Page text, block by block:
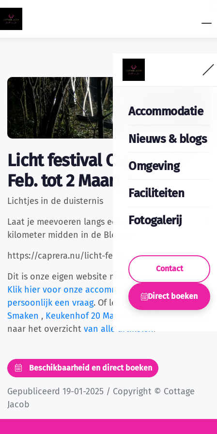
Accommodatie
Nieuws & blogs
Omgeving
Faciliteiten
Fotogalerij
Contact
Direct boeken
Licht festival Caprera 14
Feb. tot 2 Maart 2025
Lichtjes in de duisternis
Laat je meevoeren langs een prachtige route van 2
kilometer midden in de Bloemendaalse natuur.
https://caprera.nu/licht-festival-caprera/
Dit is onze eigen website met de scherpste prijs.
Klik hier voor onze accommodaties
of stel ons
persoonlijk een vraag. Of lees verder met
Wereldse
Smaken , Keukenhof 20 Maart tot 11 Mei 2025
naar het overzicht van alle artikelen.
Beschikbaarheid en direct boeken
Gepubliceerd 19-01-2025 / Copyright © Cottage
Jacob